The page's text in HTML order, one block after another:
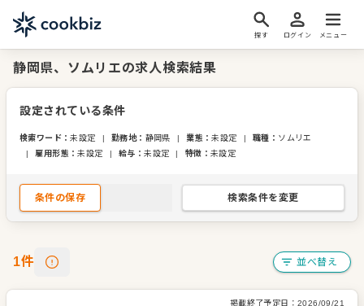
探す ログイン メニュー
静岡県、ソムリエの求人検索結果
設定されている条件
検索ワード ：未設定 | 勤務地： 静岡県 | 業態 ：未設定 | 職種 ： ソムリエ
|
雇用形態 ：未設定 | 給与 ：未設定 | 特徴 ：未設定
条件の保存 検索条件を変更
1件 並べ替え
掲載終了予定日： 2026/09/21